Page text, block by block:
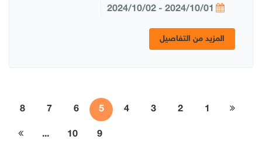
2024/10/01 - 2024/10/02
المزيد من التفاصيل
1
2
3
4
5
6
7
8
9
10
...